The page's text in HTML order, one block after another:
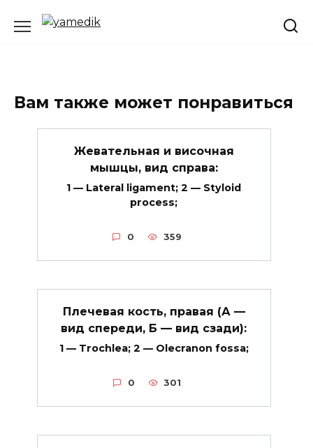
Вам также может понравиться
Жевательная и височная
мышцы, вид справа:
1 — Lateral ligament; 2 — Styloid
process;
0 359
Плечевая кость, правая (А —
вид спереди, Б — вид сзади):
1 — Trochlea; 2 — Olecranon fossa;
0 301